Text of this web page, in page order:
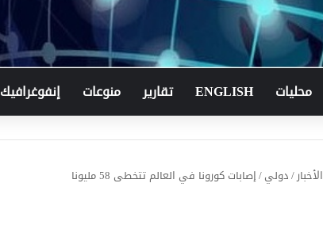
محليات ENGLISH تقارير منوعات إنفوغرافيك
الأخبار/دولي/إصابات كورونا في العالم تتخطى 58 مليونا